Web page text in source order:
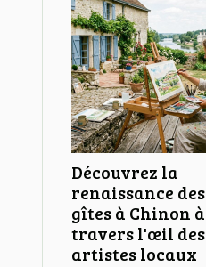
Découvrez la
renaissance des
gîtes à Chinon à
travers l'œil des
artistes locaux